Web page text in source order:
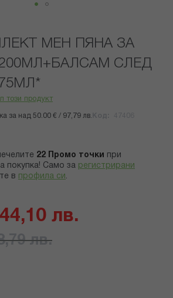
МЕН ПЯНА ЗА
СЛЕД
този продукт
за над 50.00 € / 97,79 лв.
22 Промо точки
при
покупка! Само за регистрирани
в профила си .
лв.
лв.